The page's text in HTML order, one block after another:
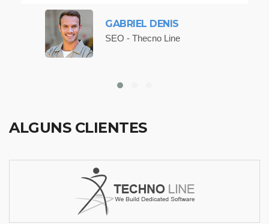
GABRIEL DENIS
SEO - Thecno Line
ALGUNS CLIENTES